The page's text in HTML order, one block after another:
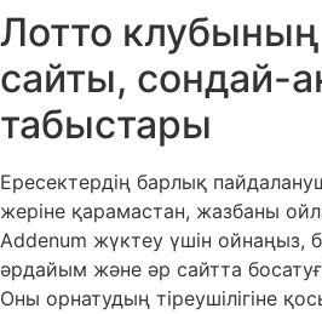
Лотто
сайты, сондай-
табыстары
Ересектердің барлық
жеріне қарамастан, жазбаны
Addenum жүктеу үшін ойнаңыз,
әрдайым және әр сайтта
Оны орнатудың тіреушілігіне